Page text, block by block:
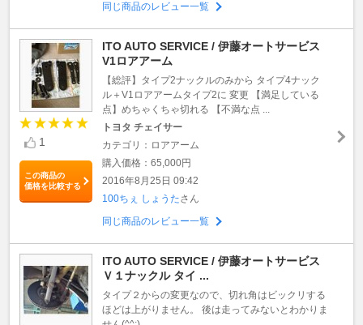
同じ商品のレビュー一覧
1
この商品の
価格を比較する
ITO AUTO SERVICE / 伊藤オートサービス
V1ロアアーム
【総評】タイプ2ナックルのみから タイプ4ナック
ル＋V1ロアアームタイプ2に 変更 【満足している
点】めちゃくちゃ切れる 【不満な点 ...
トヨタ チェイサー
カテゴリ：ロアアーム
購入価格：65,000円
2016年8月25日 09:42
100ちぇ しょうたさん
同じ商品のレビュー一覧
ITO AUTO SERVICE / 伊藤オートサービス
Ｖ１ナックル タイ ...
タイプ２からの変更なので、切れ角はビックリする
ほどは上がりません。 後は走ってみないとわかりま